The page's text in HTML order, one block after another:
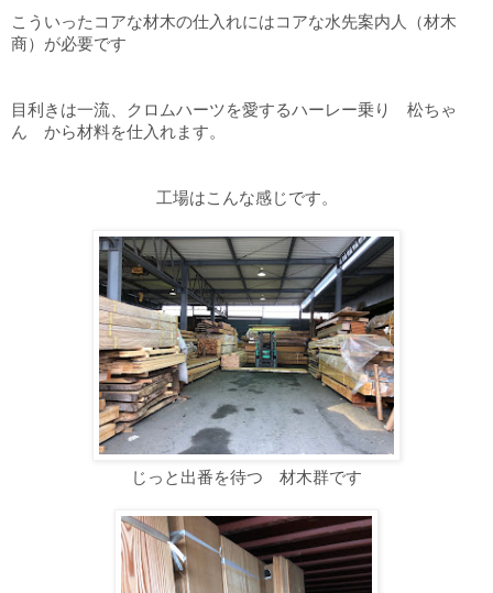
こういったコアな材木の仕入れにはコアな水先案内人（材木
商）が必要です
目利きは一流、クロムハーツを愛するハーレー乗り 松ちゃ
ん から材料を仕入れます。
工場はこんな感じです。
じっと出番を待つ 材木群です